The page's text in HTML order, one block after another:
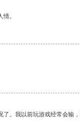
。
。我以前玩游戏经常会输